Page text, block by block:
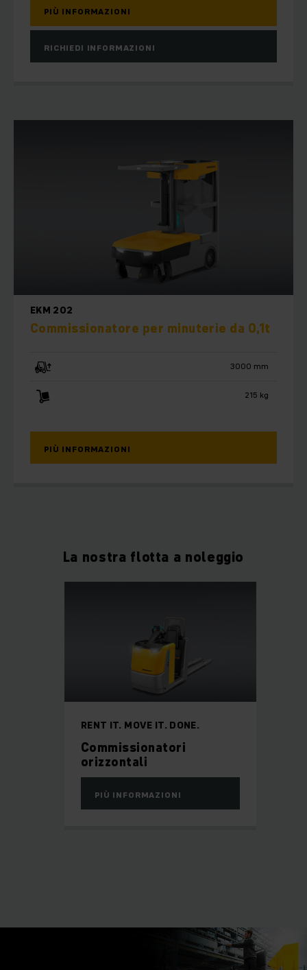
PIÙ INFORMAZIONI
RICHIEDI INFORMAZIONI
EKM 202
Commissionatore per minuterie da 0,1t
3000 mm
215 kg
PIÙ INFORMAZIONI
La nostra flotta a noleggio
RENT IT. MOVE IT. DONE.
Commissionatori
orizzontali
PIÙ INFORMAZIONI